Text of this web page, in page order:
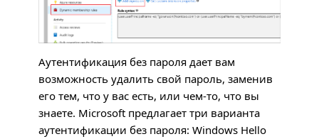
Аутентификация без пароля дает вам
возможность удалить свой пароль, заменив
его тем, что у вас есть, или чем-то, что вы
знаете. Microsoft предлагает три варианта
аутентификации без пароля: Windows Hello